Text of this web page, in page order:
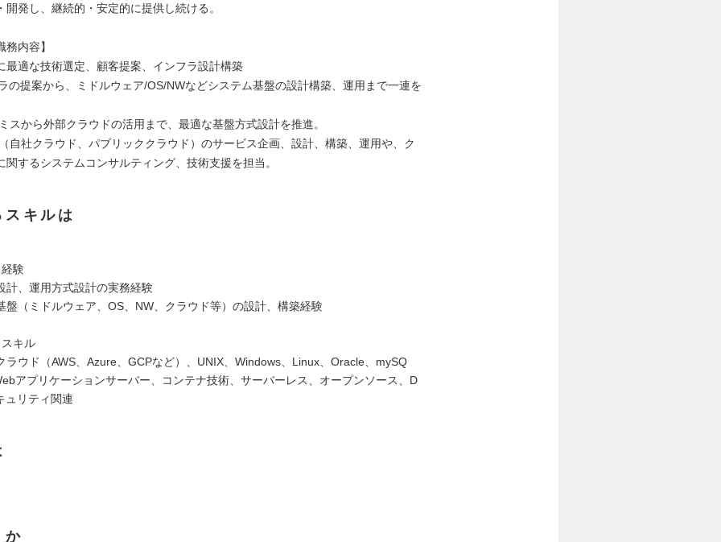
開発し、継続的・安定的に提供し続ける。
内容】
最適な技術選定、顧客提案、インフラ設計構築
の提案から、ミドルウェア/OS/NWなどシステム基盤の設計構築、運用まで一連を
スから外部クラウドの活用まで、最適な基盤方式設計を推進。
自社クラウド、パブリッククラウド）のサービス企画、設計、構築、運用や、ク
関するシステムコンサルティング、技術支援を担当。
キルは
験
計、運用方式設計の実務経験
盤（ミドルウェア、OS、NW、クラウド等）の設計、構築経験
キル
ラウド（AWS、Azure、GCPなど）、UNIX、Windows、Linux、Oracle、mySQ
アプリケーションサーバー、コンテナ技術、サーバーレス、オープンソース、D
ュリティ関連
か